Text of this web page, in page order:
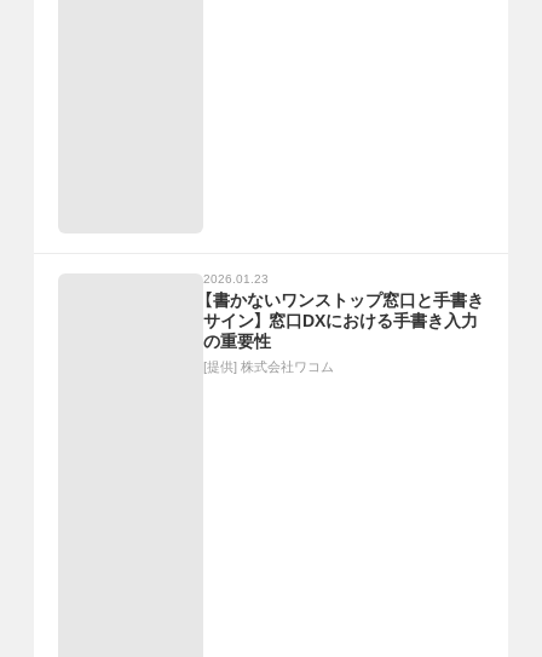
2026.01.23
【書かないワンストップ窓口と手書き
サイン】 窓口DXにおける手書き入力
の重要性
[提供] 株式会社ワコム